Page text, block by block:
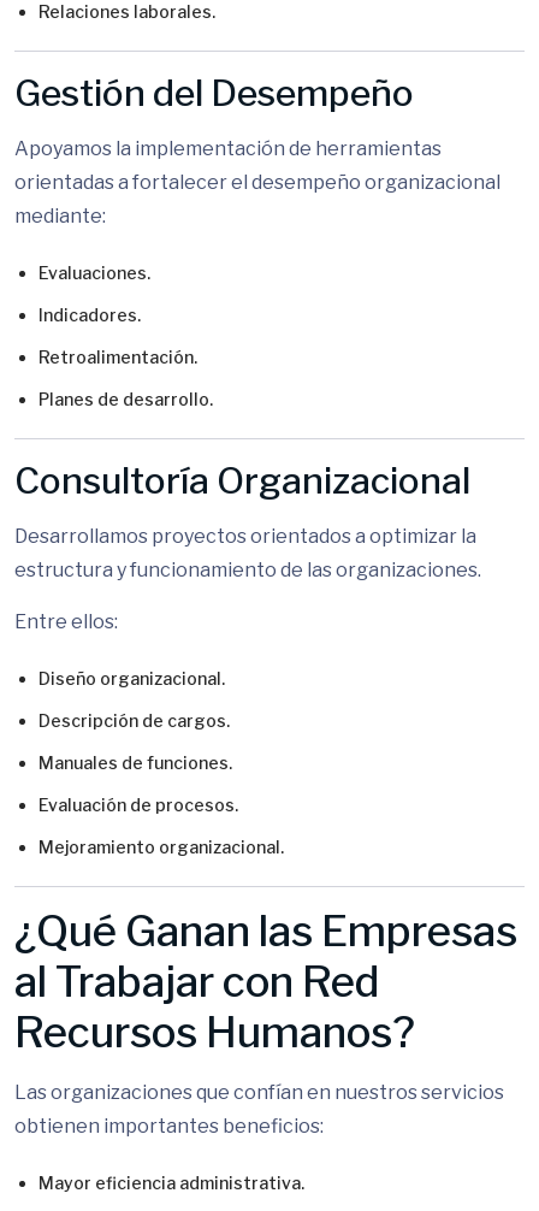
Relaciones laborales.
Gestión del Desempeño
Apoyamos la implementación de herramientas
orientadas a fortalecer el desempeño organizacional
mediante:
Evaluaciones.
Indicadores.
Retroalimentación.
Planes de desarrollo.
Consultoría Organizacional
Desarrollamos proyectos orientados a optimizar la
estructura y funcionamiento de las organizaciones.
Entre ellos:
Diseño organizacional.
Descripción de cargos.
Manuales de funciones.
Evaluación de procesos.
Mejoramiento organizacional.
¿Qué Ganan las Empresas
al Trabajar con Red
Recursos Humanos?
Las organizaciones que confían en nuestros servicios
obtienen importantes beneficios:
Mayor eficiencia administrativa.